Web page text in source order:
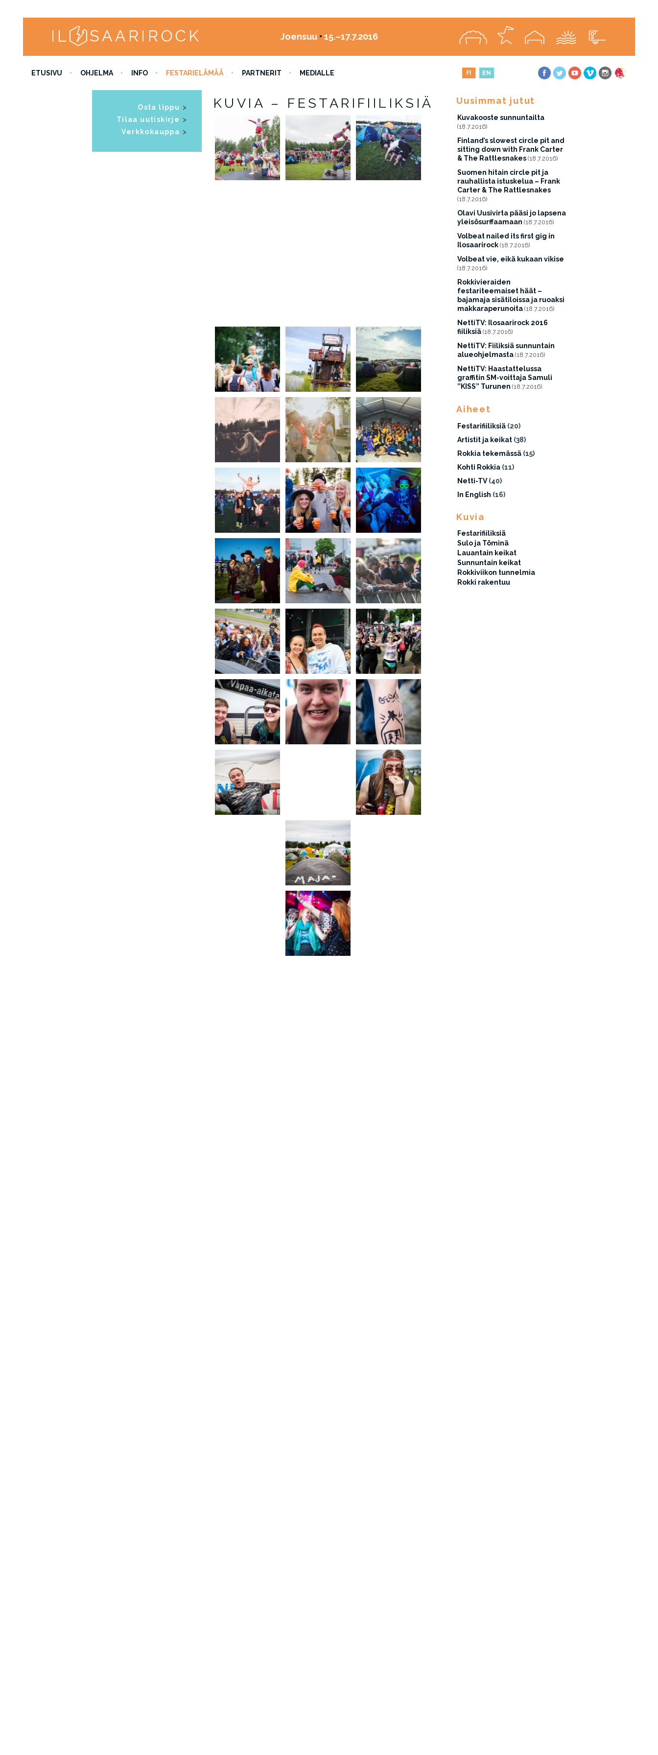
Joensuu • 15.–17.7.2016
ETUSIVU OHJELMA INFO FESTARIELÄMÄÄ PARTNERIT MEDIALLE FI EN
KUVIA – FESTARIFIILIKSIÄ
Osta lippu >
Tilaa uutiskirje >
Verkkokauppa >
Uusimmat jutut
Kuvakooste sunnuntailta
(18.7.2016)
Finland’s slowest circle pit and
sitting down with Frank Carter
& The Rattlesnakes (18.7.2016)
Suomen hitain circle pit ja
rauhallista istuskelua – Frank
Carter & The Rattlesnakes
(18.7.2016)
Olavi Uusivirta pääsi jo lapsena
yleisösurffaamaan (18.7.2016)
Volbeat nailed its first gig in
Ilosaarirock (18.7.2016)
Volbeat vie, eikä kukaan vikise
(18.7.2016)
Rokkivieraiden
festariteemaiset häät –
bajamaja sisätiloissa ja ruoaksi
makkaraperunoita (18.7.2016)
NettiTV: Ilosaarirock 2016
fiiliksiä (18.7.2016)
NettiTV: Fiiliksiä sunnuntain
alueohjelmasta (18.7.2016)
NettiTV: Haastattelussa
graffitin SM-voittaja Samuli
”KISS” Turunen (18.7.2016)
Aiheet
Festarifiiliksiä (20)
Artistit ja keikat (38)
Rokkia tekemässä (15)
Kohti Rokkia (11)
Netti-TV(40)
In English (16)
Kuvia
Festarifiiliksiä
Sulo ja Töminä
Lauantain keikat
Sunnuntain keikat
Rokkiviikon tunnelmia
Rokki rakentuu